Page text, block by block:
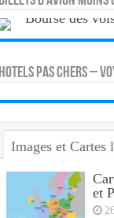
HOTELS PAS CHERS –
Images et Cartes
et